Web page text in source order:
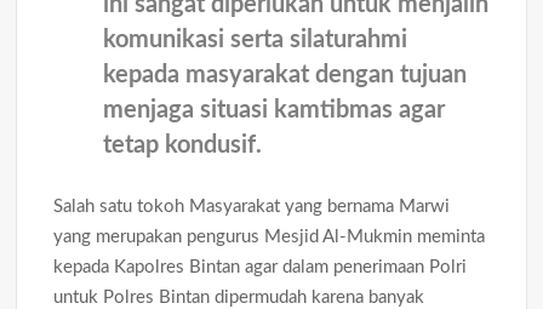
komunikasi serta silaturahmi
kepada masyarakat dengan tujuan
menjaga situasi kamtibmas agar
tetap kondusif.
Salah satu tokoh Masyarakat yang bernama Marwi
yang merupakan pengurus Mesjid Al-Mukmin meminta
kepada Kapolres Bintan agar dalam penerimaan Polri
untuk Polres Bintan dipermudah karena banyak